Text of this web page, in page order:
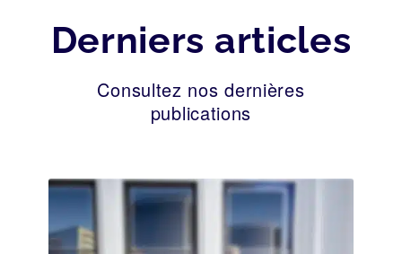
Derniers articles
Consultez nos dernières
publications